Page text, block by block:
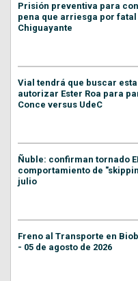
Prisión preventiva para
pena que arriesga por
Chiguayante
Vial tendrá que buscar
autorizar Ester Roa para
Conce versus UdeC
Ñuble: confirman tornado
comportamiento de
julio
Freno al Transporte en
- 05 de agosto de 2026